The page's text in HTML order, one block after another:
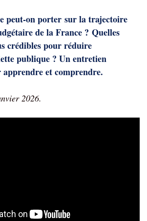
peut-on porter sur la trajectoire
de la France ? Quelles
crédibles pour réduire
publique ? Un entretien
et comprendre.
2026.